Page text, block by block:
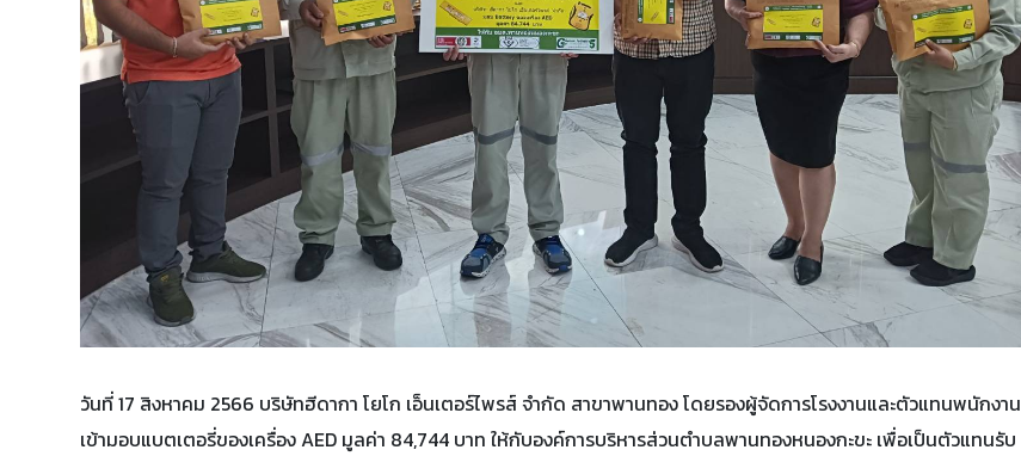
วันที่ 17 สิงหาคม 2566 บริษัทฮีดากา โยโก เอ็นเตอร์ไพรส์ จำกัด สาขาพานทอง โดยรองผู้จัดการโรงงานและตัวแทนพนักงาน
เข้ามอบแบตเตอรี่ของเครื่อง AED มูลค่า 84,744 บาท ให้กับองค์การบริหารส่วนตำบลพานทองหนองกะขะ เพื่อเป็นตัวแทนรับ